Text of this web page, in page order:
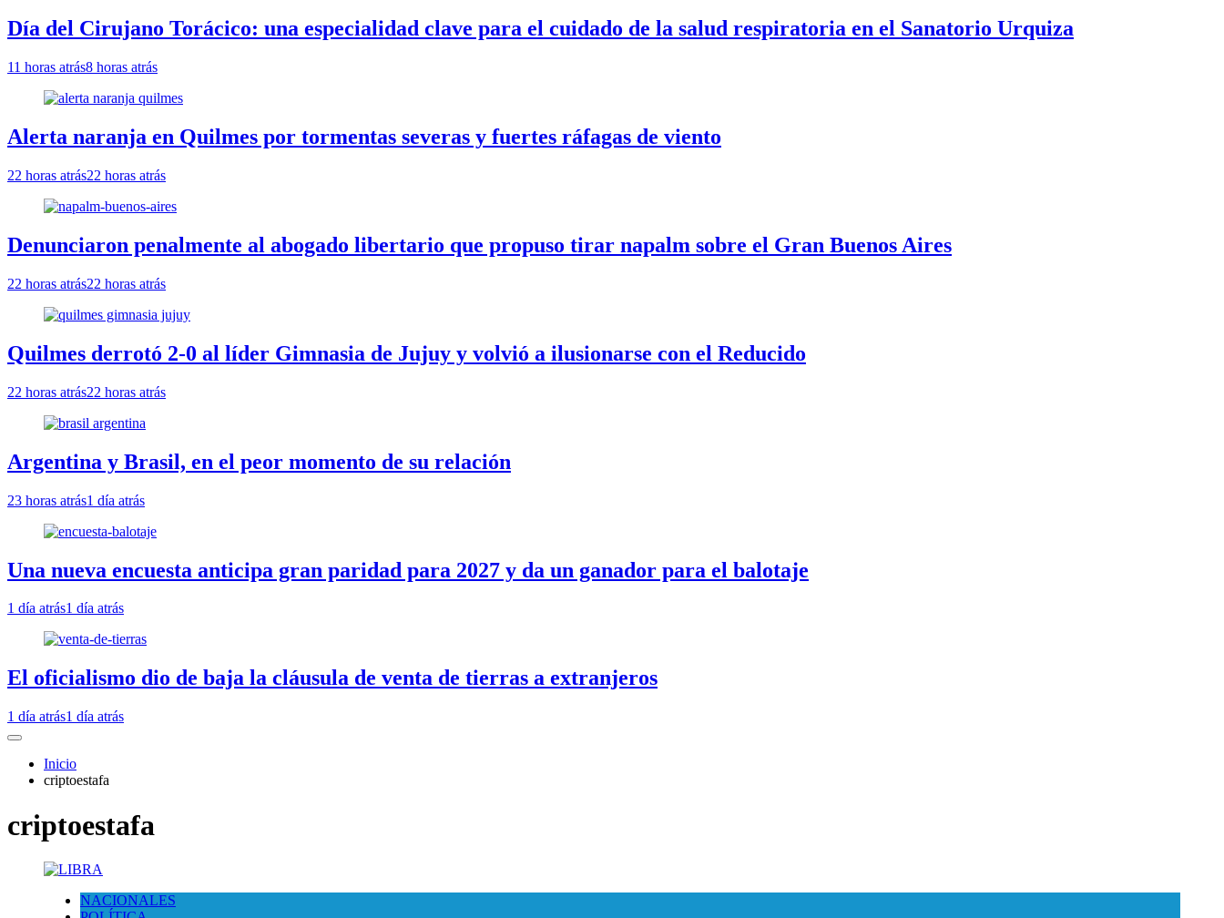
Día del Cirujano Torácico: una especialidad clave para el cuidado de la salud respiratoria en el Sanatorio Urquiza
11 horas atrás8 horas atrás
Alerta naranja en Quilmes por tormentas severas y fuertes ráfagas de viento
22 horas atrás22 horas atrás
Denunciaron penalmente al abogado libertario que propuso tirar napalm sobre el Gran Buenos Aires
22 horas atrás22 horas atrás
Quilmes derrotó 2-0 al líder Gimnasia de Jujuy y volvió a ilusionarse con el Reducido
22 horas atrás22 horas atrás
Argentina y Brasil, en el peor momento de su relación
23 horas atrás1 día atrás
Una nueva encuesta anticipa gran paridad para 2027 y da un ganador para el balotaje
1 día atrás1 día atrás
El oficialismo dio de baja la cláusula de venta de tierras a extranjeros
1 día atrás1 día atrás
Inicio
criptoestafa
criptoestafa
NACIONALES